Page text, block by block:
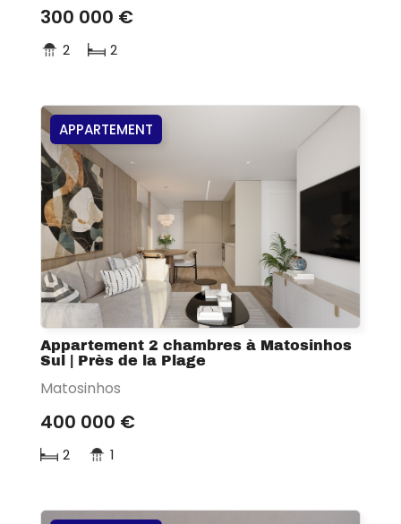
300 000 €
2 2
APPARTEMENT
Appartement 2 chambres à Matosinhos
Sul | Près de la Plage
Matosinhos
400 000 €
2 1